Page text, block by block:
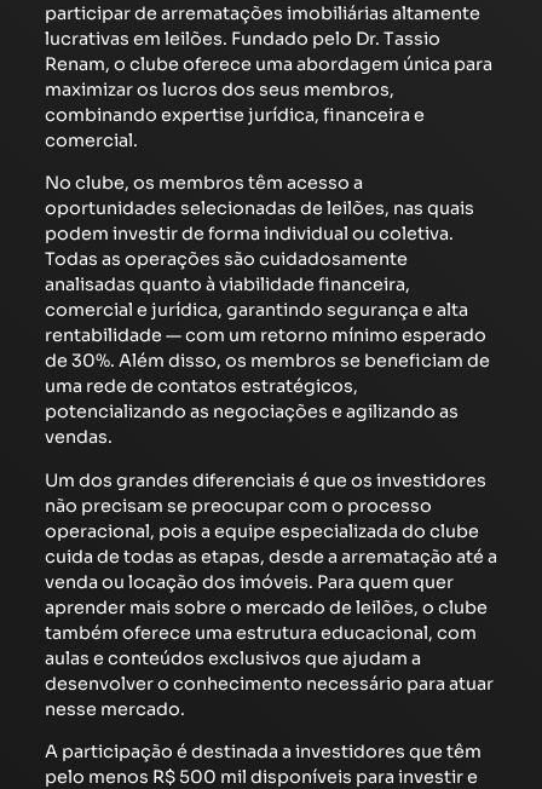
participar de arrematações imobiliárias altamente
lucrativas em leilões. Fundado pelo Dr. Tassio
Renam, o clube oferece uma abordagem única para
maximizar os lucros dos seus membros,
combinando expertise jurídica, financeira e
comercial.
No clube, os membros têm acesso a
oportunidades selecionadas de leilões, nas quais
podem investir de forma individual ou coletiva.
Todas as operações são cuidadosamente
analisadas quanto à viabilidade financeira,
comercial e jurídica, garantindo segurança e alta
rentabilidade — com um retorno mínimo esperado
de 30%. Além disso, os membros se beneficiam de
uma rede de contatos estratégicos,
potencializando as negociações e agilizando as
vendas.
Um dos grandes diferenciais é que os investidores
não precisam se preocupar com o processo
operacional, pois a equipe especializada do clube
cuida de todas as etapas, desde a arrematação até a
venda ou locação dos imóveis. Para quem quer
aprender mais sobre o mercado de leilões, o clube
também oferece uma estrutura educacional, com
aulas e conteúdos exclusivos que ajudam a
desenvolver o conhecimento necessário para atuar
nesse mercado.
A participação é destinada a investidores que têm
pelo menos R$ 500 mil disponíveis para investir e